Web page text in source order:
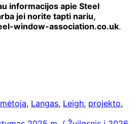
informacijos apie Steel
jei norite tapti nariu,
window-association.co.uk.
, Langas, Leigh, projekto,